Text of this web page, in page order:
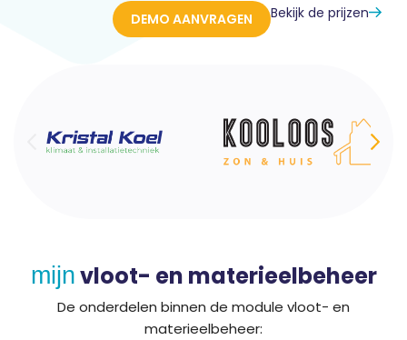
DEMO AANVRAGEN Bekijk de prijzen
mijn vloot- en materieelbeheer
De onderdelen binnen de module vloot- en
materieelbeheer: